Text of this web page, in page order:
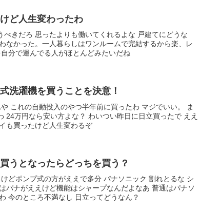
ど人生変わったわ
べきだろ 思ったよりも働いてくれるよな 戸建てにどうな
なかった。一人暮らしはワンルームで完結するから楽、レ
分で運んでる人がほとんどみたいだね
洗濯機を買うことを決意！
これの自動投入のやつ半年前に買ったわ マジでいい。 ま
24万円なら安い方よな？ わいつい昨日に日立買ったで ええ
も買ったけど人生変わるぞ
うとなったらどっちを買う？
どポンプ式の方がええで多分 パナソニック 割れとるな シ
パナがええけど機能はシャープなんだよなあ 普通はパナソ
今のところ不満なし 日立ってどうなん？